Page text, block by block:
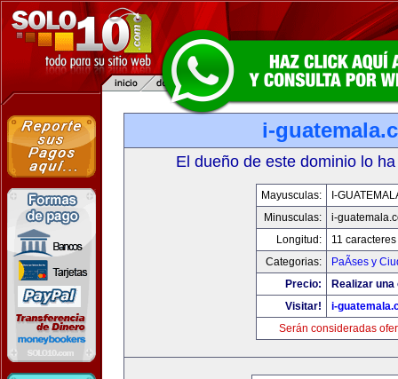
i-
El dueño de este dominio lo
Mayusculas:
I-
Minusculas:
i-
Longitud:
11 caracteres
Categorias:
PaÃ­ses y
Precio:
Realizar
Visitar!
i-
Serán consideradas